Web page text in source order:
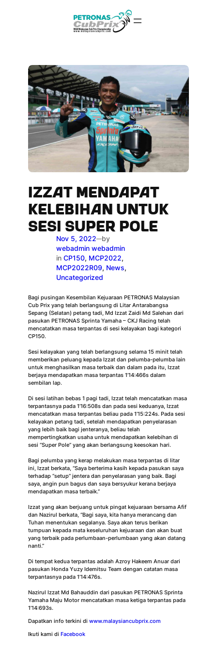
IZZAT MENDAPAT
KELEBIHAN UNTUK
SESI SUPER POLE
Nov 5, 2022—by
webadmin webadmin
inCP150, MCP2022
MCP2022R09, News
Uncategorized
Bagi pusingan Kesembilan Kejuaraan PETRONAS Malaysian
Cub Prix yang telah berlangsung di Litar Antarabangsa
Sepang (Selatan) petang tadi, Md Izzat Zaidi Md Salehan dari
pasukan PETRONAS Sprinta Yamaha – CKJ Racing telah
mencatatkan masa terpantas di sesi kelayakan bagi kategori
CP150.
Sesi kelayakan yang telah berlangsung selama 15 minit telah
memberikan peluang kepada Izzat dan pelumba-pelumba lain
untuk menghasilkan masa terbaik dan dalam pada itu, Izzat
berjaya mendapatkan masa terpantas 1’14:466s dalam
sembilan lap.
Di sesi latihan bebas 1 pagi tadi, Izzat telah mencatatkan masa
terpantasnya pada 1’16:508s dan pada sesi keduanya, Izzat
mencatatkan masa terpantas beliau pada 1’15:224s. Pada sesi
kelayakan petang tadi, setelah mendapatkan penyelarasan
yang lebih baik bagi jenteranya, beliau telah
mempertingkatkan usaha untuk mendapatkan kelebihan di
sesi “Super Pole” yang akan berlangsung keesokan hari.
Bagi pelumba yang kerap melakukan masa terpantas di litar
ini, Izzat berkata, “Saya berterima kasih kepada pasukan saya
terhadap “setup” jentera dan penyelarasan yang baik. Bagi
saya, angin pun bagus dan saya bersyukur kerana berjaya
mendapatkan masa terbaik.”
Izzat yang akan berjuang untuk pingat kejuaraan bersama Afif
dan Nazirul berkata, “Bagi saya, kita hanya merancang dan
Tuhan menentukan segalanya. Saya akan terus berikan
tumpuan kepada mata keseluruhan kejuaraan dan akan buat
yang terbaik pada perlumbaan-perlumbaan yang akan datang
nanti.”
Di tempat kedua terpantas adalah Azroy Hakeem Anuar dari
pasukan Honda Yuzy Idemitsu Team dengan catatan masa
terpantasnya pada 1’14:476s.
Nazirul Izzat Md Bahauddin dari pasukan PETRONAS Sprinta
Yamaha Maju Motor mencatatkan masa ketiga terpantas pada
1’14:693s.
Dapatkan info terkini diwww.malaysiancubprix.com
Ikuti kami diFacebook